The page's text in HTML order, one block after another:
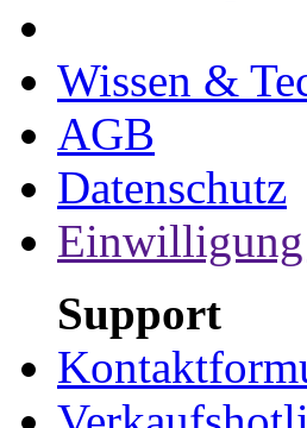
Wissen &
AGB
Datenschutz
Einwilligung
Support